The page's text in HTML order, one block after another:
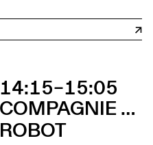
14:15–15:05
COMPAGNIE CHAMAR BELL CLOCHETTE
ROBOT